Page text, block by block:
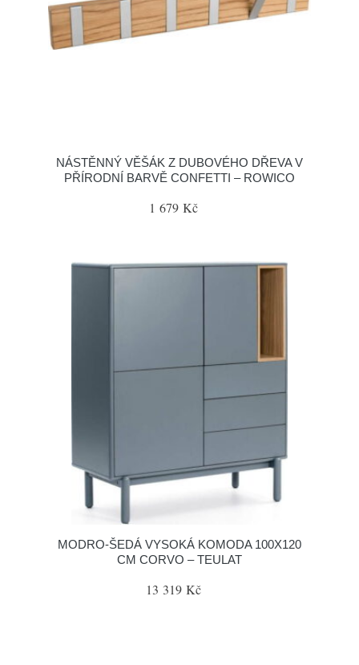
NÁSTĚNNÝ VĚŠÁK Z DUBOVÉHO DŘEVA V
PŘÍRODNÍ BARVĚ CONFETTI – ROWICO
1 679 Kč
MODRO-ŠEDÁ VYSOKÁ KOMODA 100X120
CM CORVO – TEULAT
13 319 Kč